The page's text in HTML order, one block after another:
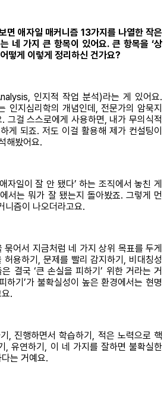
면 애자일 매커니즘 13가지를 나열한 작은
네 가지 큰 항목이 있어요. 큰 항목을 ‘상
떻게 이렇게 정리하신 건가요?
인지적 작업 분석)라는 게 있어요.
인지심리학의 개념인데, 전문가의 암묵지
그걸 스스로에게 사용하면, 내가 무의식적
게 되죠. 저도 이걸 활용해 제가 컨설팅이
해봤어요.
자일이 잘 안 됐다’ 하는 조직에서 놓친 게
서는 뭐가 잘 됐는지 돌아봤죠. 그렇게 먼
니즘이 나오더라고요.
묶어서 지금처럼 네 가지 상위 목표를 두게
허용하기, 문제를 빨리 감지하기, 비대칭성
결국 ‘큰 손실을 피하기’ 위한 거라는 거
하기’가 불확실성이 높은 환경에서는 현명
.
, 진행하면서 학습하기, 적은 노력으로 핵
, 유연하기, 이 네 가지를 잘하면 불확실한
는 거예요.